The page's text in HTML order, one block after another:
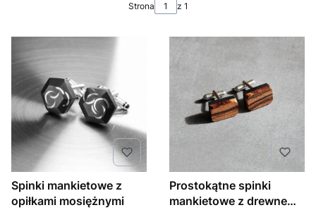
Strona z 1
Spinki mankietowe z
opiłkami mosiężnymi
Prostokątne spinki
mankietowe z drewnem